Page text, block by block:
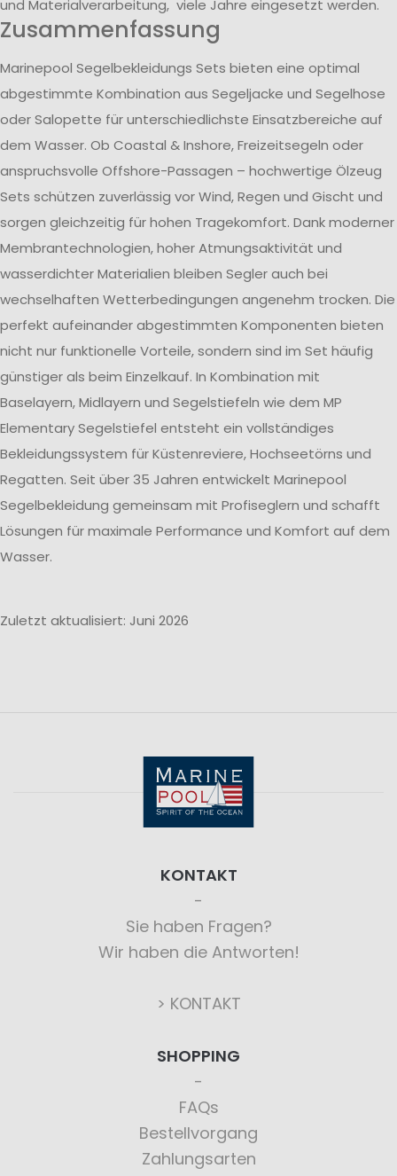
und Materialverarbeitung, viele Jahre eingesetzt werden.
Zusammenfassung
Marinepool Segelbekleidungs Sets bieten eine optimal
abgestimmte Kombination aus Segeljacke und Segelhose
oder Salopette für unterschiedlichste Einsatzbereiche auf
dem Wasser. Ob Coastal & Inshore, Freizeitsegeln oder
anspruchsvolle Offshore-Passagen – hochwertige Ölzeug
Sets schützen zuverlässig vor Wind, Regen und Gischt und
sorgen gleichzeitig für hohen Tragekomfort. Dank moderner
Membrantechnologien, hoher Atmungsaktivität und
wasserdichter Materialien bleiben Segler auch bei
wechselhaften Wetterbedingungen angenehm trocken. Die
perfekt aufeinander abgestimmten Komponenten bieten
nicht nur funktionelle Vorteile, sondern sind im Set häufig
günstiger als beim Einzelkauf. In Kombination mit
Baselayern, Midlayern und Segelstiefeln wie dem MP
Elementary Segelstiefel entsteht ein vollständiges
Bekleidungssystem für Küstenreviere, Hochseetörns und
Regatten. Seit über 35 Jahren entwickelt Marinepool
Segelbekleidung gemeinsam mit Profiseglern und schafft
Lösungen für maximale Performance und Komfort auf dem
Wasser.
Zuletzt aktualisiert: Juni 2026
KONTAKT
Sie haben Fragen?
Wir haben die Antworten!
> KONTAKT
SHOPPING
FAQs
Bestellvorgang
Zahlungsarten